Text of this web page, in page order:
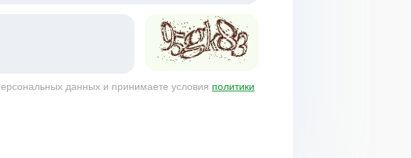
данных и принимаете условия политики